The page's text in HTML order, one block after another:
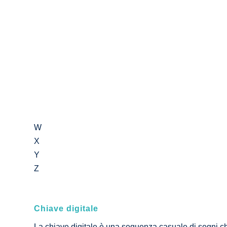
W
X
Y
Z
Chiave digitale